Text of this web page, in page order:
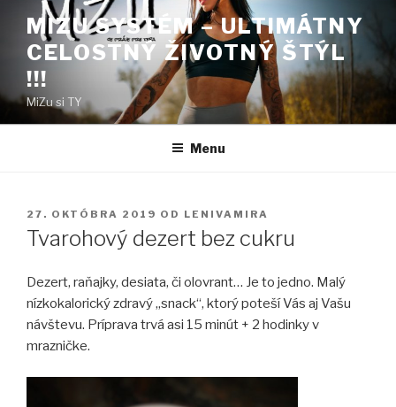
obsah
MIZU SYSTÉM – ULTIMÁTNY
CELOSTNÝ ŽIVOTNÝ ŠTÝL
!!!
MiZu si TY
Menu
PUBLIKOVANÉ
27. OKTÓBRA 2019 OD LENIVAMIRA
Tvarohový dezert bez cukru
Dezert, raňajky, desiata, či olovrant… Je to jedno. Malý
nízkokalorický zdravý „snack“, ktorý poteší Vás aj Vašu
návštevu. Príprava trvá asi 15 minút + 2 hodinky v
mrazničke.